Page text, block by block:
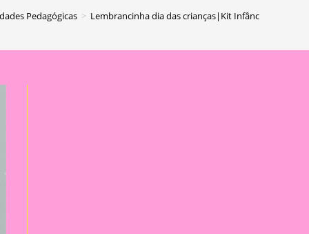
Pedagógicas > Lembrancinha dia das crianças|Kit Infância Feliz